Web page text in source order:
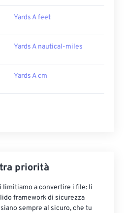
Yards A feet
Yards A nautical-miles
Yards A cm
priorità
limitiamo a convertire i file: li
framework di sicurezza
sempre al sicuro, che tu